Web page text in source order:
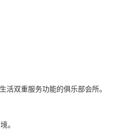
活双重服务功能的俱乐部会所。
。